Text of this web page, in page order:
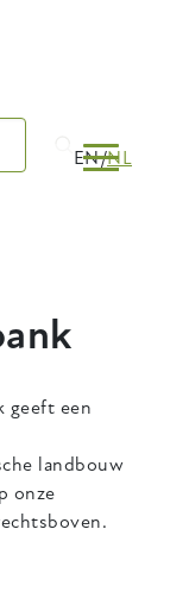
EN NL
geeft een
landbouw
onze